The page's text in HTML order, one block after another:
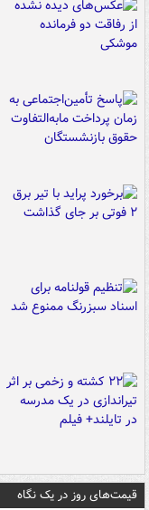
قیمت‌های روز در یک نگاه